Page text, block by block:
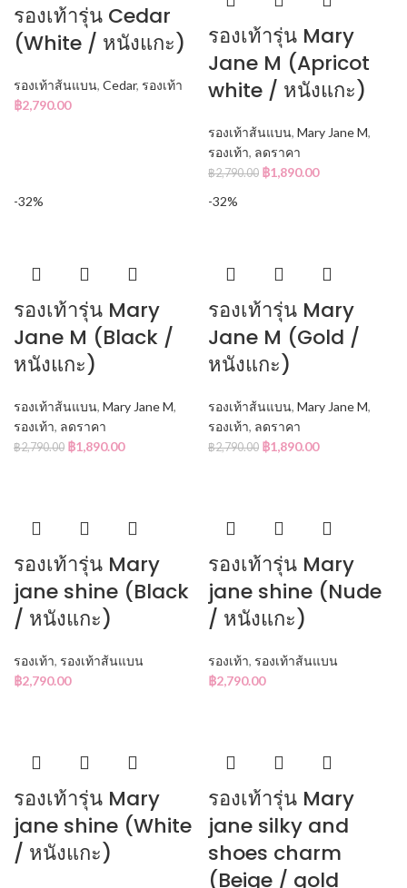
รองเท้ารุ่น Cedar
(White / หนังแกะ)
รองเท้าส้นแบน, Cedar, รองเท้า
฿2,790.00
รองเท้ารุ่น Mary
Jane M (Apricot
white / หนังแกะ)
รองเท้าส้นแบน, Mary Jane M,
รองเท้า, ลดราคา
฿2,790.00 ฿1,890.00
-32%
รองเท้ารุ่น Mary
Jane M (Black /
หนังแกะ)
รองเท้าส้นแบน, Mary Jane M,
รองเท้า, ลดราคา
฿2,790.00 ฿1,890.00
-32%
รองเท้ารุ่น Mary
Jane M (Gold /
หนังแกะ)
รองเท้าส้นแบน, Mary Jane M,
รองเท้า, ลดราคา
฿2,790.00 ฿1,890.00
รองเท้ารุ่น Mary
jane shine (Black
/ หนังแกะ)
รองเท้า, รองเท้าส้นแบน
฿2,790.00
รองเท้ารุ่น Mary
jane shine (Nude
/ หนังแกะ)
รองเท้า, รองเท้าส้นแบน
฿2,790.00
รองเท้ารุ่น Mary
jane shine (White
/ หนังแกะ)
รองเท้ารุ่น Mary
jane silky and
shoes charm
(Beige / gold